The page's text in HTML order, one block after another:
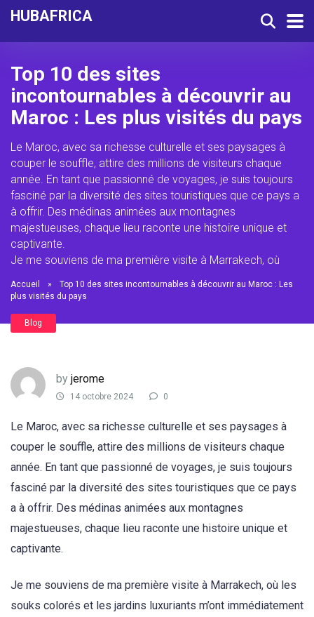
HUBAFRICA
Top 10 des sites
incontournables à découvrir au
Maroc : Les plus visités du pays
Le Maroc, avec sa richesse culturelle et ses paysages à
couper le souffle, attire des millions de visiteurs chaque
année. En tant que passionné de voyages, je suis toujours
fasciné par la diversité des sites touristiques que ce pays a
à offrir. Des médinas animées aux montagnes
majestueuses, chaque lieu raconte une histoire unique et
captivante.
Je me souviens de ma première visite à Marrakech, où
Accueil »
Top 10 des sites incontournables à découvrir au Maroc : Les
plus visités du pays
Blog
by jerome
14 octobre 2024 0
Le Maroc, avec sa richesse culturelle et ses paysages à
couper le souffle, attire des millions de visiteurs chaque
année. En tant que passionné de voyages, je suis toujours
fasciné par la diversité des sites touristiques que ce pays
a à offrir. Des médinas animées aux montagnes
majestueuses, chaque lieu raconte une histoire unique et
captivante.
Je me souviens de ma première visite à Marrakech, où les
souks colorés et les jardins luxuriants m’ont immédiatement